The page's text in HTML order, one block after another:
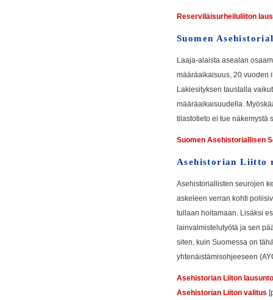
Reserviläisurheiluliiton
Suomen
Laaja-alaista asealan
määräaikaisuus, 20 vuoden
Lakiesityksen taustalla
määräaikaisuudella.
tilastotieto ei tue näkemystä
Suomen Asehistoriallisen
Asehistorian Liitto
Asehistoriallisten seurojen
askeleen verran kohti
tullaan hoitamaan. Lisäksi
lainvalmistelutyötä ja sen
siten, kuin Suomessa on
yhtenäistämisohjeeseen
Asehistorian Liiton lausunto
Asehistorian Liiton valitus